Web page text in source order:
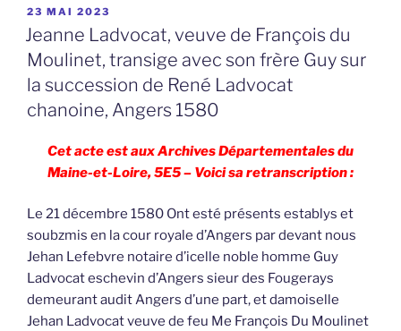
PUBLIÉ
LE
23 MAI 2023
Jeanne Ladvocat, veuve de François du
Moulinet, transige avec son frère Guy sur
la succession de René Ladvocat
chanoine, Angers 1580
Cet acte est aux Archives Départementales du
Maine-et-Loire, 5E5 – Voici sa retranscription :
Le 21 décembre 1580 Ont esté présents establys et
soubzmis en la cour royale d’Angers par devant nous
Jehan Lefebvre notaire d’icelle noble homme Guy
Ladvocat eschevin d’Angers sieur des Fougerays
demeurant audit Angers d’une part, et damoiselle
Jehan Ladvocat veuve de feu Me François Du Moulinet